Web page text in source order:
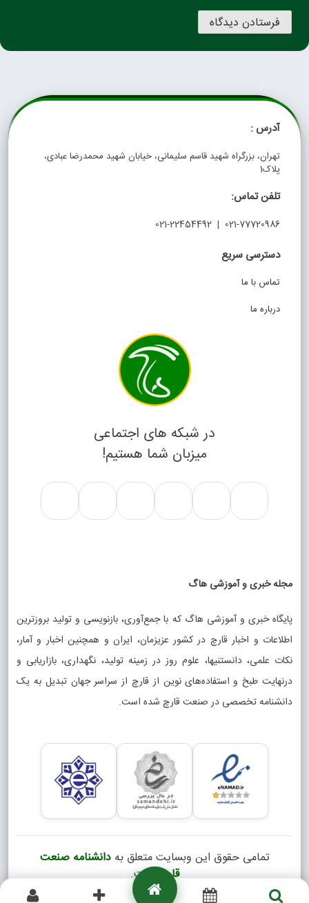
آدرس :
تهران، بزرگراه شهید قاسم سلیمانی، خیابان شهید محمدرضا عبادی،
پلاک1
تلفن تماس:
021-77720986 | 021-22454492
دسترسی سریع
تماس با ما
درباره ما
در شبکه های اجتماعی
میزبان شما هستیم!
مجله خبری و آموزشی هاگ
پایگاه خبری و آموزشی هاگ که با جمع‌آوری، بازنویسی و تولید بروزترین
اطلاعات و اخبار قارچ در کشور عزیزمان، ایران و همچنین اخبار و آمار،
نکات علمی، دانستنیها، علوم روز در زمینه تولید، نگهداری، بازاریابی و
درنهایت طبخ و استفاده‌های نوین از قارچ از سراسر جهان تبدیل به یک
دانشنامه تخصصی در صنعت قارچ شده است.
تمامی حقوق این وبسایت متعلق بهدانشنامه صنعت
قارچ است.